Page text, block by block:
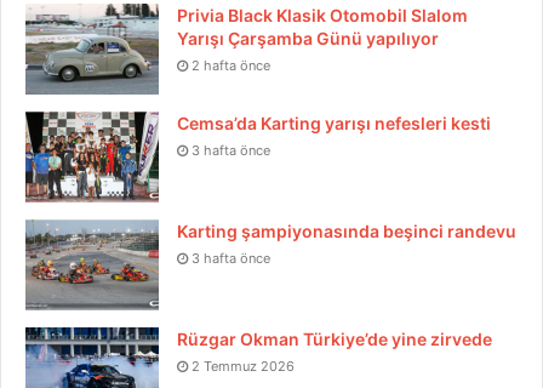
Privia Black Klasik Otomobil Slalom
Yarışı Çarşamba Günü yapılıyor
2 hafta önce
Cemsa’da Karting yarışı nefesleri kesti
3 hafta önce
Karting şampiyonasında beşinci randevu
3 hafta önce
Rüzgar Okman Türkiye’de yine zirvede
2 Temmuz 2026